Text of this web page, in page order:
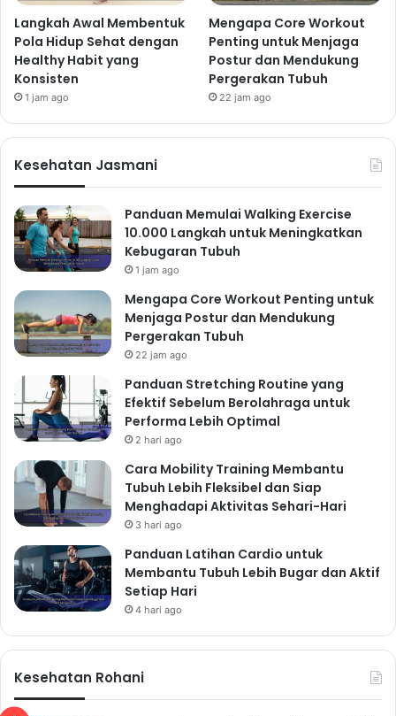
Langkah Awal Membentuk
Pola Hidup Sehat dengan
Healthy Habit yang
Konsisten
1 jam ago
Mengapa Core Workout
Penting untuk Menjaga
Postur dan Mendukung
Pergerakan Tubuh
22 jam ago
Kesehatan Jasmani
Panduan Memulai Walking Exercise
10.000 Langkah untuk Meningkatkan
Kebugaran Tubuh
1 jam ago
Mengapa Core Workout Penting untuk
Menjaga Postur dan Mendukung
Pergerakan Tubuh
22 jam ago
Panduan Stretching Routine yang
Efektif Sebelum Berolahraga untuk
Performa Lebih Optimal
2 hari ago
Cara Mobility Training Membantu
Tubuh Lebih Fleksibel dan Siap
Menghadapi Aktivitas Sehari-Hari
3 hari ago
Panduan Latihan Cardio untuk
Membantu Tubuh Lebih Bugar dan Aktif
Setiap Hari
4 hari ago
Kesehatan Rohani